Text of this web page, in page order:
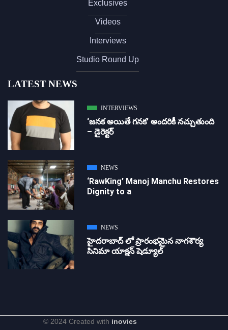
Exclusives
Videos
Interviews
Studio Round Up
LATEST NEWS
INTERVIEWS
‘జ‌న‌క అయితే గ‌న‌క‌’ అందరికీ నచ్చుతుంది
– డైరెక్ట‌ర్
NEWS
‘RawKing’ Manoj Manchu Restores
Dignity to a
NEWS
హైదరాబాద్ లో ప్రారంభమైన నాగశౌర్య
సినిమా యాక్షన్ షెడ్యూల్
© 2024 Created with inovies